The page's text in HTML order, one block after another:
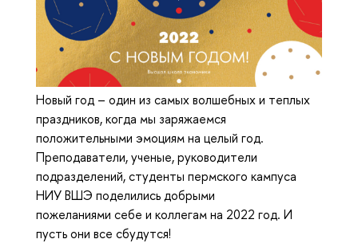
Новый год – один из самых волшебных и теплых
праздников, когда мы заряжаемся
положительными эмоциям на целый год.
Преподаватели, ученые, руководители
подразделений, студенты пермского кампуса
НИУ ВШЭ поделились добрыми
пожеланиями себе и коллегам на 2022 год. И
пусть они все сбудутся!